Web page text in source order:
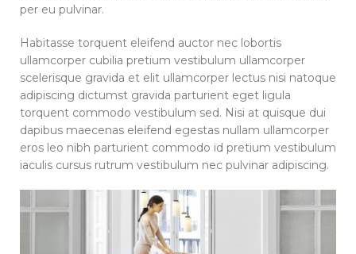
per eu pulvinar.
Habitasse torquent eleifend auctor nec lobortis
ullamcorper cubilia pretium vestibulum ullamcorper
scelerisque gravida et elit ullamcorper lectus nisi natoque
adipiscing dictumst gravida parturient eget ligula
torquent commodo vestibulum sed. Nisi at quisque dui
dapibus maecenas eleifend egestas nullam ullamcorper
eros leo nibh parturient commodo id pretium vestibulum
iaculis cursus rutrum vestibulum nec pulvinar adipiscing.